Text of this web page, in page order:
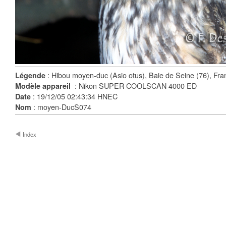
Légende : Hibou moyen-duc (Asio otus), Baie de Seine (76),
Modèle appareil : Nikon SUPER COOLSCAN 4000 ED
Date : 19/12/05 02:43:34 HNEC
Nom : moyen-DucS074
Index